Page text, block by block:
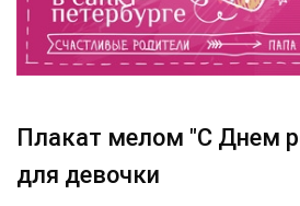
Плакат мелом "С Днем
для девочки